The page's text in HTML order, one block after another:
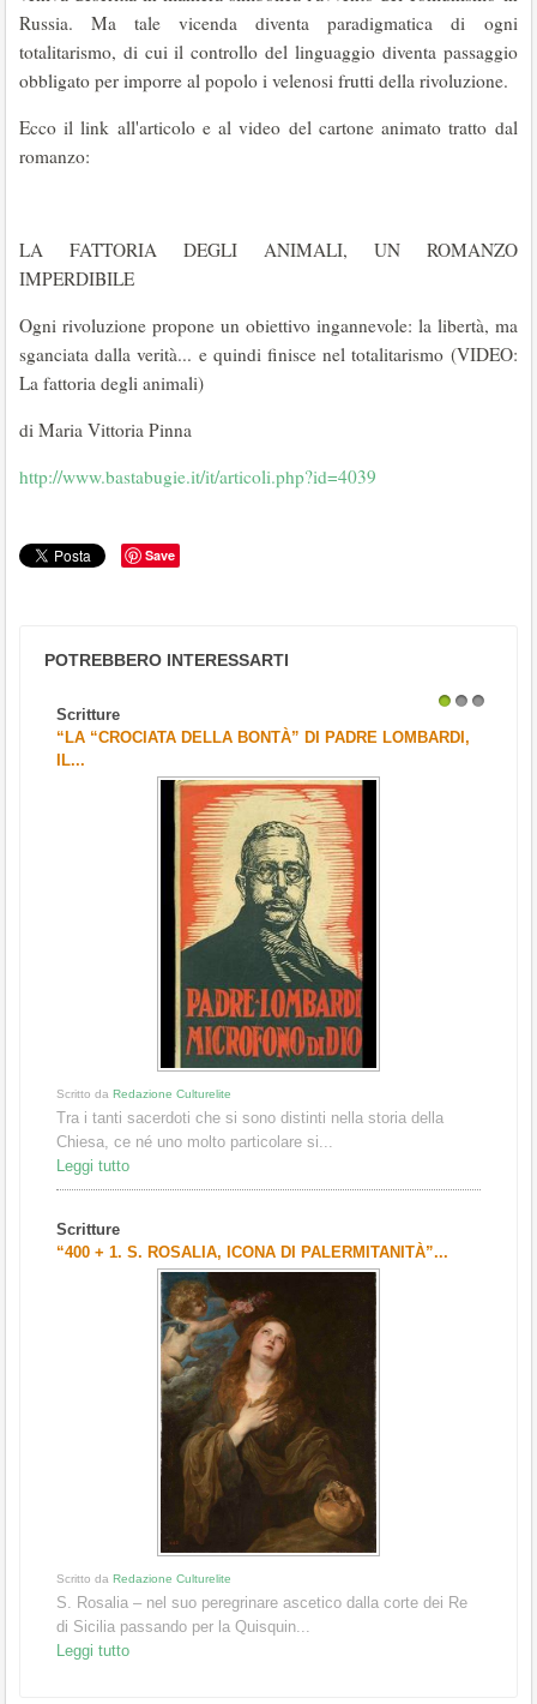
Russia. Ma tale vicenda diventa paradigmatica di ogni
totalitarismo, di cui il controllo del linguaggio diventa passaggio
obbligato per imporre al popolo i velenosi frutti della rivoluzione.
Ecco il link all'articolo e al video del cartone animato tratto dal
romanzo:
LA FATTORIA DEGLI ANIMALI, UN ROMANZO
IMPERDIBILE
Ogni rivoluzione propone un obiettivo ingannevole: la libertà, ma
sganciata dalla verità... e quindi finisce nel totalitarismo (VIDEO:
La fattoria degli animali)
di Maria Vittoria Pinna
http://www.bastabugie.it/it/articoli.php?id=4039
Save
POTREBBERO INTERESSARTI
Scritture
“LA “CROCIATA DELLA BONTÀ” DI PADRE LOMBARDI,
IL...
Scritto da Redazione Culturelite
Tra i tanti sacerdoti che si sono distinti nella storia della
Chiesa, ce né uno molto particolare si...
Leggi tutto
Scritture
“400 + 1. S. ROSALIA, ICONA DI PALERMITANITÀ”...
Scritto da Redazione Culturelite
S. Rosalia – nel suo peregrinare ascetico dalla corte dei Re
di Sicilia passando per la Quisquin...
Leggi tutto